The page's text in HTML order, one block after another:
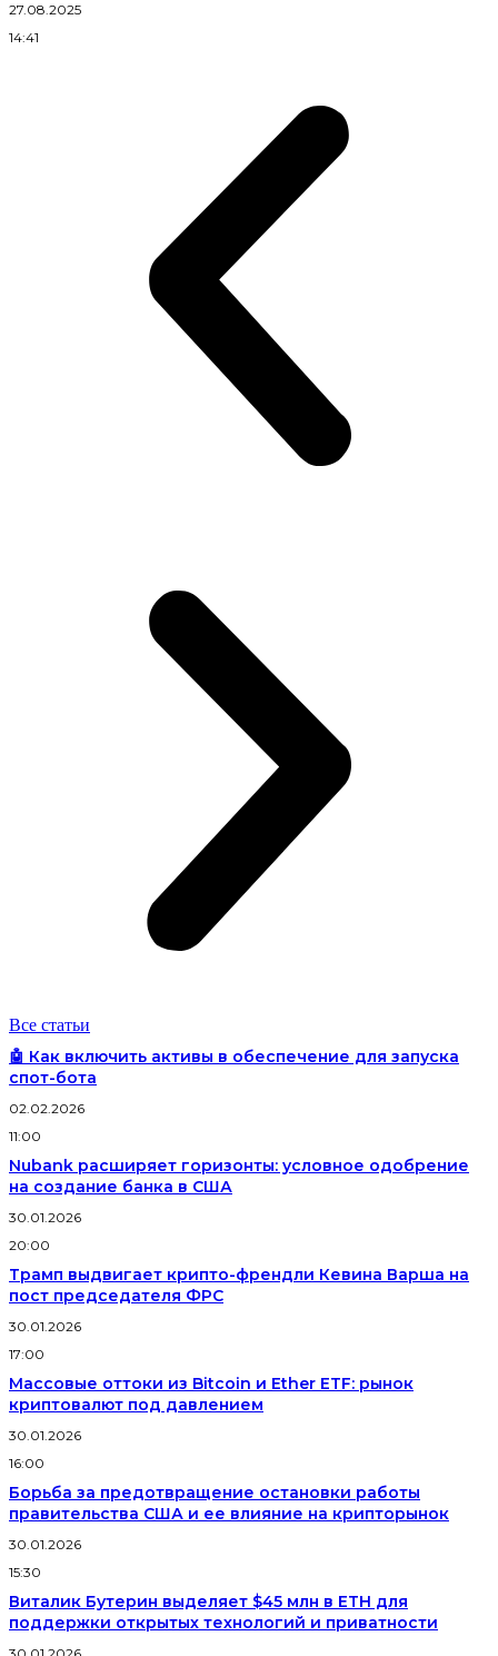
27.08.2025
14:41
Все статьи
🤖 Как включить активы в обеспечение для запуска
спот-бота
02.02.2026
11:00
Nubank расширяет горизонты: условное одобрение
на создание банка в США
30.01.2026
20:00
Трамп выдвигает крипто-френдли Кевина Варша на
пост председателя ФРС
30.01.2026
17:00
Массовые оттоки из Bitcoin и Ether ETF: рынок
криптовалют под давлением
30.01.2026
16:00
Борьба за предотвращение остановки работы
правительства США и ее влияние на крипторынок
30.01.2026
15:30
Виталик Бутерин выделяет $45 млн в ETH для
поддержки открытых технологий и приватности